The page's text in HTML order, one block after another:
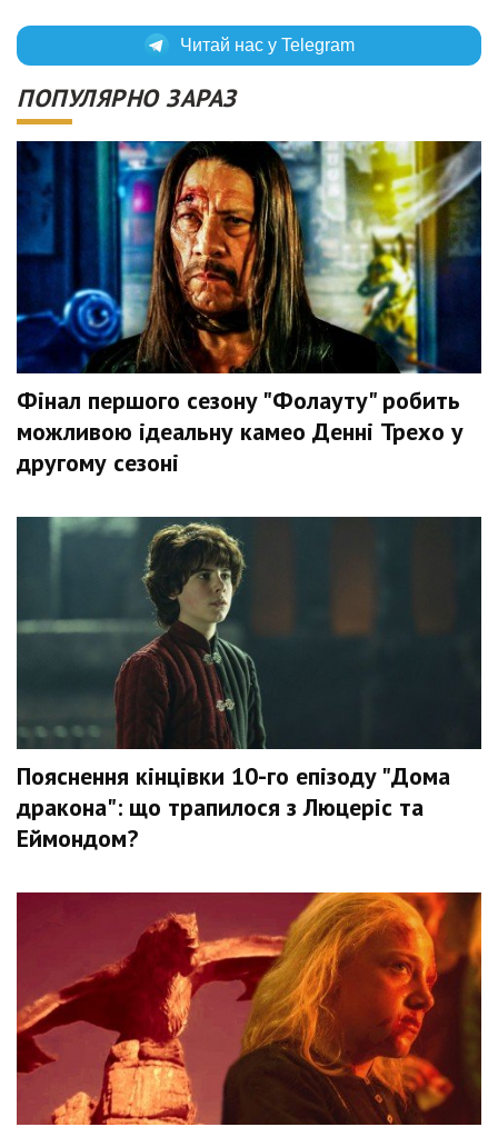
Читай нас у Telegram
ПОПУЛЯРНО ЗАРАЗ
Фінал першого сезону "Фолауту" робить
можливою ідеальну камео Денні Трехо у
другому сезоні
Пояснення кінцівки 10-го епізоду "Дома
дракона": що трапилося з Люцеріс та
Еймондом?